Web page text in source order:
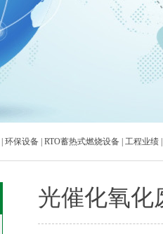
环保设备 RTO蓄热式燃烧设备 工程业绩
光催化氧化